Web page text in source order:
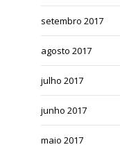
setembro 2017
agosto 2017
julho 2017
junho 2017
maio 2017